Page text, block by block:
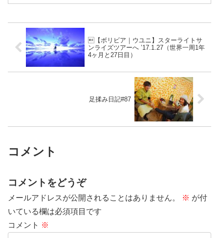
【ボリビア｜ウユニ】スターライトサ
ンライズツアーへ ’17.1.27（世界一周1年
4ヶ月と27日目）
足揉み日記#87
コメント
コメントをどうぞ
メールアドレスが公開されることはありません。 ※ が付
いている欄は必須項目です
コメント ※